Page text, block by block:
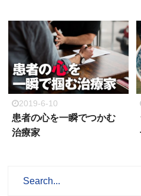
2019-6-10
患者の心を一瞬でつかむ
治療家